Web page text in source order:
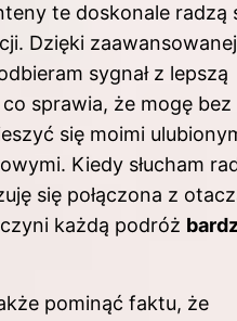
te doskonale radzą
Dzięki zaawansowanej
sygnał z lepszą
sprawia, że mogę bez
się moimi
Kiedy słucham
się połączona z
każdą podróż
pominąć faktu, że